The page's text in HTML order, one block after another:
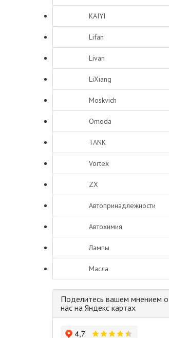
KAIYI
Lifan
Livan
LiXiang
Moskvich
Omoda
TANK
Vortex
ZX
Автопринадлежности
Автохимия
Лампы
Масла
Поделитесь вашем мнением о
нас на Яндекс картах